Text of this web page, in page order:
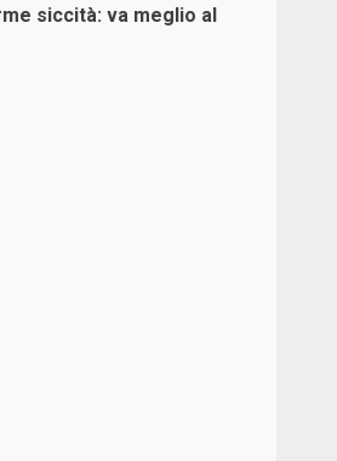
siccità: va meglio al